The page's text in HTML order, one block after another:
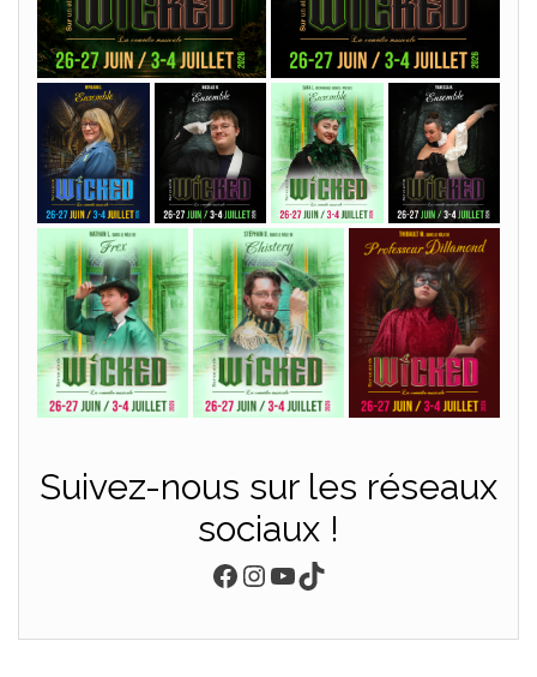
Suivez-nous sur les réseaux
sociaux !
Facebook
Instagram
YouTube
TikTok